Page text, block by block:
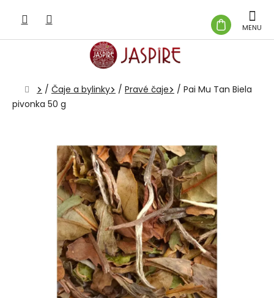
obsah
KOŠÍK
Domov
/ Čaje a bylinky / Pravé čaje / Pai Mu Tan Biela
pivonka 50 g